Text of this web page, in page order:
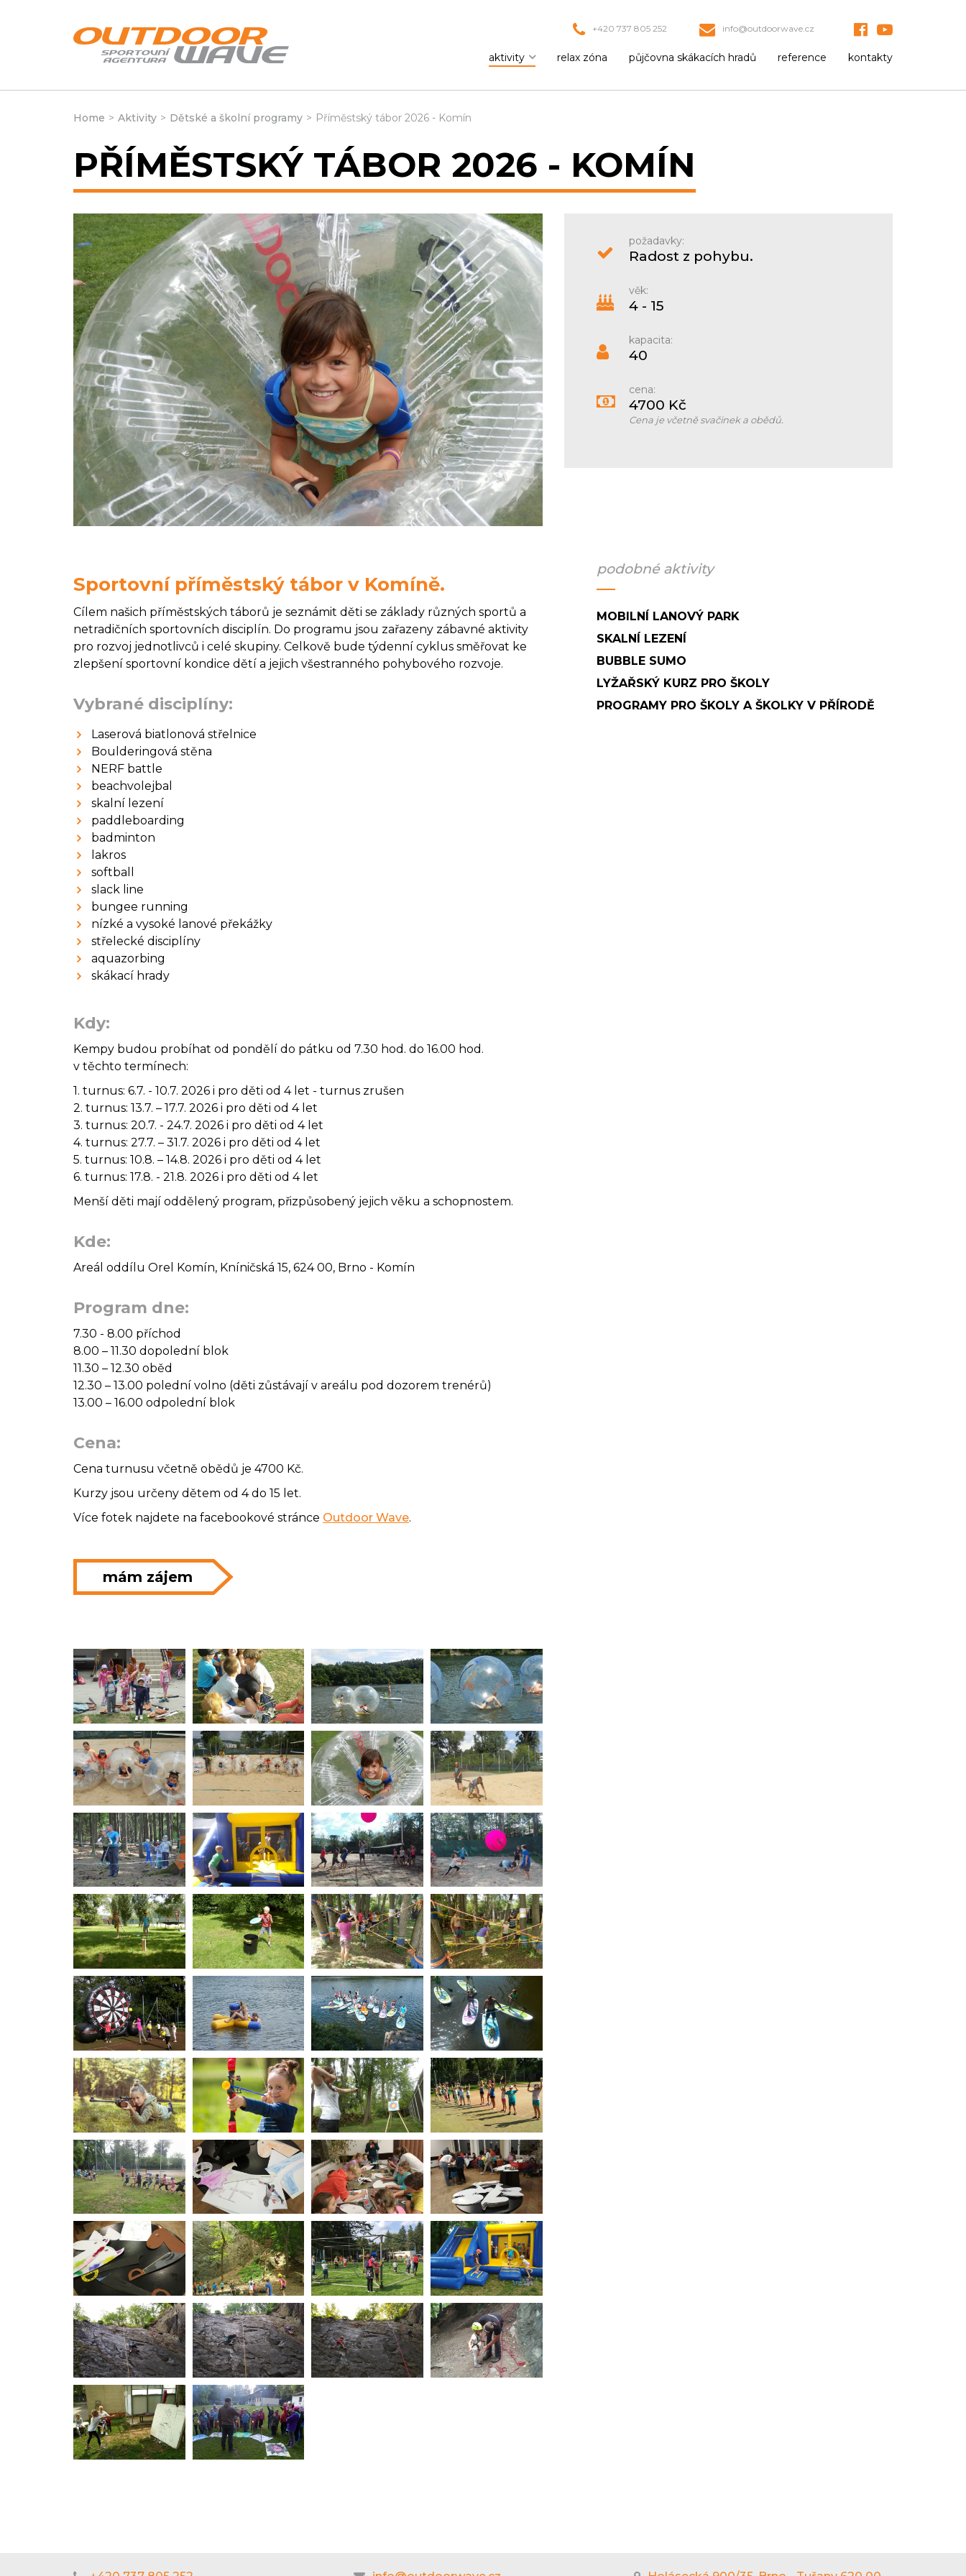
+420 737 805 252 info@outdoorwave.cz
aktivity relax zóna půjčovna skákacích hradů reference kontakty
Home > Aktivity > Dětské a školní programy > Příměstský tábor 2026 - Komín
PŘÍMĚSTSKÝ TÁBOR 2026 - KOMÍN
požadavky:
Radost z pohybu.
věk:
4 - 15
kapacita:
40
cena:
4700 Kč
Cena je včetně svačinek a obědů.
Sportovní příměstský tábor v Komíně.
Cílem našich příměstských táborů je seznámit děti se základy různých sportů a
netradičních sportovních disciplín. Do programu jsou zařazeny zábavné aktivity
pro rozvoj jednotlivců i celé skupiny. Celkově bude týdenní cyklus směřovat ke
zlepšení sportovní kondice dětí a jejich všestranného pohybového rozvoje.
Vybrané disciplíny:
Laserová biatlonová střelnice
Boulderingová stěna
NERF battle
beachvolejbal
skalní lezení
paddleboarding
badminton
lakros
softball
slack line
bungee running
nízké a vysoké lanové překážky
střelecké disciplíny
aquazorbing
skákací hrady
Kdy:
Kempy budou probíhat od pondělí do pátku od 7.30 hod. do 16.00 hod.
v těchto termínech:
1. turnus: 6.7. - 10.7. 2026 i pro děti od 4 let - turnus zrušen
2. turnus: 13.7. – 17.7. 2026 i pro děti od 4 let
3. turnus: 20.7. - 24.7. 2026 i pro děti od 4 let
4. turnus: 27.7. – 31.7. 2026 i pro děti od 4 let
5. turnus: 10.8. – 14.8. 2026 i pro děti od 4 let
6. turnus: 17.8. - 21.8. 2026 i pro děti od 4 let
Menší děti mají oddělený program, přizpůsobený jejich věku a schopnostem.
Kde:
Areál oddílu Orel Komín, Kníničská 15, 624 00, Brno - Komín
Program dne:
7.30 - 8.00 příchod
8.00 – 11.30 dopolední blok
11.30 – 12.30 oběd
12.30 – 13.00 polední volno (děti zůstávají v areálu pod dozorem trenérů)
13.00 – 16.00 odpolední blok
Cena:
Cena turnusu včetně obědů je 4700 Kč.
Kurzy jsou určeny dětem od 4 do 15 let.
Více fotek najdete na facebookové stránce Outdoor Wave.
mám zájem
podobné aktivity
MOBILNÍ LANOVÝ PARK
SKALNÍ LEZENÍ
BUBBLE SUMO
LYŽAŘSKÝ KURZ PRO ŠKOLY
PROGRAMY PRO ŠKOLY A ŠKOLKY V PŘÍRODĚ